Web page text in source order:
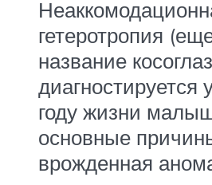
гетеротропия
название
диагностируется
году жизни
основные
врожденная